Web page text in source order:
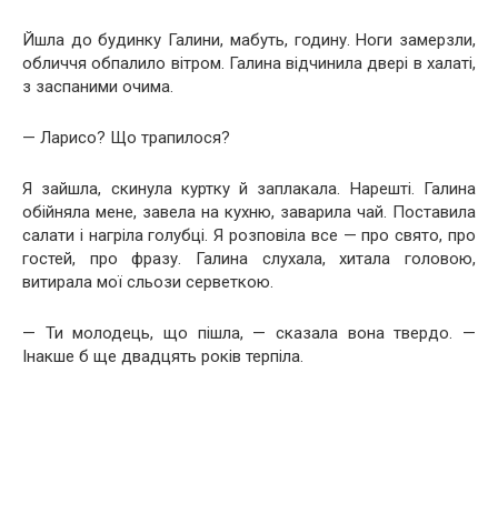
Йшла до будинку Галини, мабуть, годину. Ноги замерзли,
обличчя обпалило вітром. Галина відчинила двері в халаті,
з заспаними очима.
— Ларисо? Що трапилося?
Я зайшла, скинула куртку й заплакала. Нарешті. Галина
обійняла мене, завела на кухню, заварила чай. Поставила
салати і нагріла голубці. Я розповіла все — про свято, про
гостей, про фразу. Галина слухала, хитала головою,
витирала мої сльози серветкою.
— Ти молодець, що пішла, — сказала вона твердо. —
Інакше б ще двадцять років терпіла.